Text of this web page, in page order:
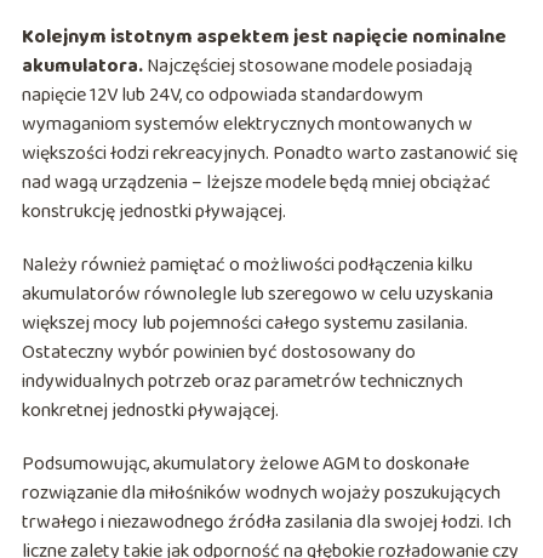
Kolejnym istotnym aspektem jest napięcie nominalne
akumulatora.Najczęściej stosowane modele posiadają
napięcie 12V lub 24V, co odpowiada standardowym
wymaganiom systemów elektrycznych montowanych w
większości łodzi rekreacyjnych. Ponadto warto zastanowić się
nad wagą urządzenia – lżejsze modele będą mniej obciążać
konstrukcję jednostki pływającej.
Należy również pamiętać o możliwości podłączenia kilku
akumulatorów równolegle lub szeregowo w celu uzyskania
większej mocy lub pojemności całego systemu zasilania.
Ostateczny wybór powinien być dostosowany do
indywidualnych potrzeb oraz parametrów technicznych
konkretnej jednostki pływającej.
Podsumowując, akumulatory żelowe AGM to doskonałe
rozwiązanie dla miłośników wodnych wojaży poszukujących
trwałego i niezawodnego źródła zasilania dla swojej łodzi. Ich
liczne zalety takie jak odporność na głębokie rozładowanie czy